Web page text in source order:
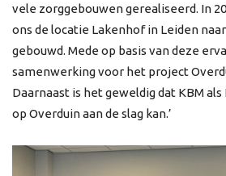
vele zorggebouwen gerealiseerd. In
ons de locatie Lakenhof in Leiden
gebouwd. Mede op basis van deze
samenwerking voor het project
Daarnaast is het geweldig dat KBM
op Overduin aan de slag kan.’